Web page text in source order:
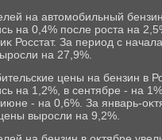
на автοмобильный
на 0,4% после роста на
Росстат. За период с
на 27,9%.
цены на бензин в
на 1,2%, в сентябре - на
- на 0,6%. За январь-
выросли на 9,2%.